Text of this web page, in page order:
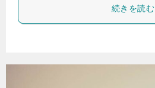
続きを読む